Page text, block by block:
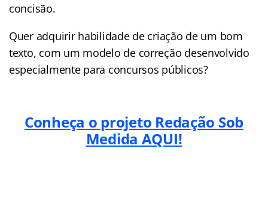
concisão.
Quer adquirir habilidade de criação de um bom
texto, com um modelo de correção desenvolvido
especialmente para concursos públicos?
Conheça o projeto Redação Sob
Medida AQUI!